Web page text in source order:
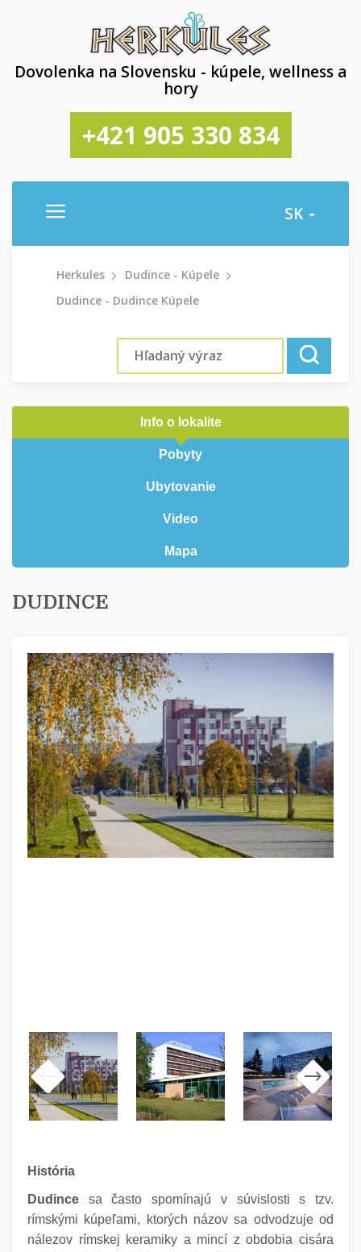
Dovolenka na Slovensku - kúpele, wellness a
hory
+421 905 330 834
SK
Herkules
Dudince - Kúpele
Dudince - Dudince Kúpele
Info o lokalite
Pobyty
Ubytovanie
Video
Mapa
DUDINCE
História
Dudince sa často spomínajú v súvislosti s tzv.
rímskými kúpeľami, ktorých názov sa odvodzuje od
nálezov rímskej keramiky a mincí z obdobia cisára